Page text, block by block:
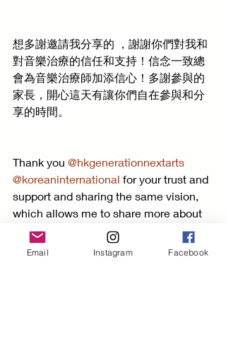
想多謝邀請我分享的 ，謝謝你們對我和
對音樂治療的信任和支持！信念一致總
會為音樂治療師加添信心！多謝參與的
家長，開心這天有讓你們自在參與和分
享的時間。
Thank you @hkgenerationnextarts
@koreaninternational for your trust and
support and sharing the same vision,
which allows me to share more about
music therapy. And I really appreciate
all the parents who came and shared
Email Instagram Facebook